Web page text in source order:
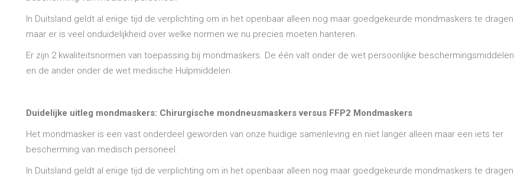
In Duitsland geldt al enige tijd de verplichting om in het openbaar alleen nog maar goedgekeurde mondmaskers te dragen
maar er is veel onduidelijkheid over welke normen we nu precies moeten hanteren.
Er zijn 2 kwaliteitsnormen van toepassing bij mondmaskers. De één valt onder de wet persoonlijke beschermingsmiddelen
en de ander onder de wet medische Hulpmiddelen.
Duidelijke uitleg mondmaskers: Chirurgische mondneusmaskers versus FFP2 Mondmaskers
Het mondmasker is een vast onderdeel geworden van onze huidige samenleving en niet langer alleen maar een iets ter
bescherming van medisch personeel.
In Duitsland geldt al enige tijd de verplichting om in het openbaar alleen nog maar goedgekeurde mondmaskers te dragen